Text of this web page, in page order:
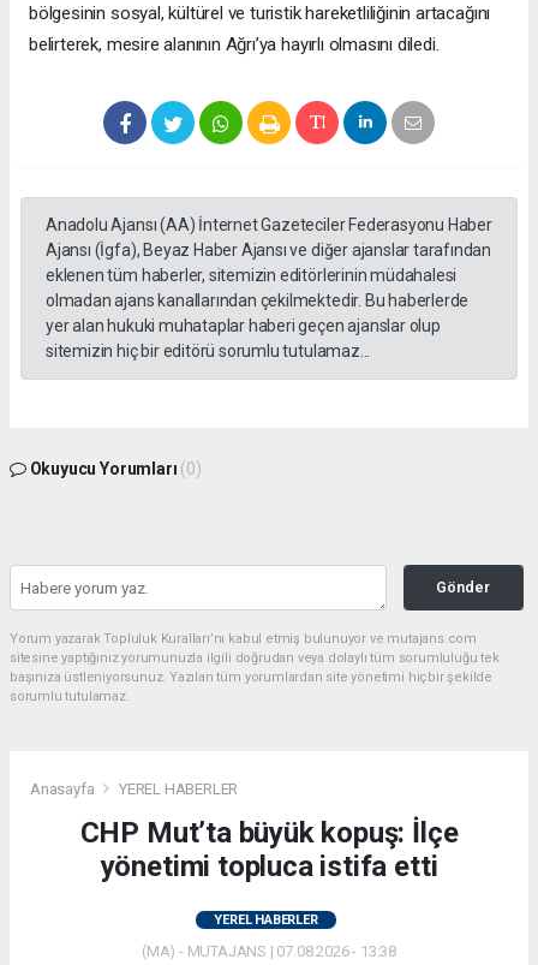
bölgesinin sosyal, kültürel ve turistik hareketliliğinin artacağını
belirterek, mesire alanının Ağrı’ya hayırlı olmasını diledi.
Anadolu Ajansı (AA) İnternet Gazeteciler Federasyonu Haber
Ajansı (İgfa), Beyaz Haber Ajansı ve diğer ajanslar tarafından
eklenen tüm haberler, sitemizin editörlerinin müdahalesi
olmadan ajans kanallarından çekilmektedir. Bu haberlerde
yer alan hukuki muhataplar haberi geçen ajanslar olup
sitemizin hiç bir editörü sorumlu tutulamaz...
Okuyucu Yorumları (0)
Gönder
Yorum yazarak Topluluk Kuralları’nı kabul etmiş bulunuyor ve mutajans.com
sitesine yaptığınız yorumunuzla ilgili doğrudan veya dolaylı tüm sorumluluğu tek
başınıza üstleniyorsunuz. Yazılan tüm yorumlardan site yönetimi hiçbir şekilde
sorumlu tutulamaz.
Anasayfa YEREL HABERLER
CHP Mut’ta büyük kopuş: İlçe
yönetimi topluca istifa etti
YEREL HABERLER
(MA) - MUTAJANS | 07.08.2026 - 13:38